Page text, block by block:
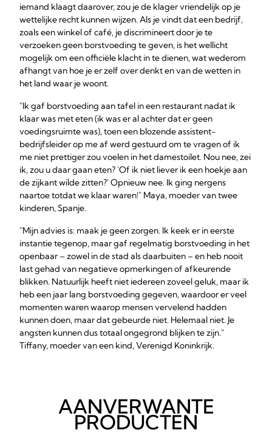
iemand klaagt daarover, zou je de klager vriendelijk op je
wettelijke recht kunnen wijzen. Als je vindt dat een bedrijf,
zoals een winkel of café, je discrimineert door je te
verzoeken geen borstvoeding te geven, is het wellicht
mogelijk om een officiële klacht in te dienen, wat wederom
afhangt van hoe je er zelf over denkt en van de wetten in
het land waar je woont.
"Ik gaf borstvoeding aan tafel in een restaurant nadat ik
klaar was met eten (ik was er al achter dat er geen
voedingsruimte was), toen een blozende assistent-
bedrijfsleider op me af werd gestuurd om te vragen of ik
me niet prettiger zou voelen in het damestoilet. Nou nee, zei
ik, zou u daar gaan eten? 'Of ik niet liever ik een hoekje aan
de zijkant wilde zitten?' Opnieuw nee. Ik ging nergens
naartoe totdat we klaar waren!" Maya, moeder van twee
kinderen, Spanje.
"Mijn advies is: maak je geen zorgen. Ik keek er in eerste
instantie tegenop, maar gaf regelmatig borstvoeding in het
openbaar – zowel in de stad als daarbuiten – en heb nooit
last gehad van negatieve opmerkingen of afkeurende
blikken. Natuurlijk heeft niet iedereen zoveel geluk, maar ik
heb een jaar lang borstvoeding gegeven, waardoor er veel
momenten waren waarop mensen vervelend hadden
kunnen doen, maar dat gebeurde niet. Helemaal niet. Je
angsten kunnen dus totaal ongegrond blijken te zijn."
Tiffany, moeder van een kind, Verenigd Koninkrijk.
AANVERWANTE
PRODUCTEN